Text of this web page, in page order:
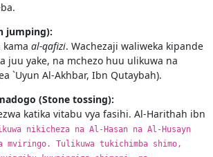
jumping):
al-qafizi. Wachezaji waliweka kipande
juu yake, na mchezo huu ulikuwa na
`Uyun Al-Akhbar, Ibn Qutaybah).
(Stone tossing):
katika vitabu vya fasihi. Al-Harithah ibn
nikicheza na Al-Hasan na Al-Husayn
mviringo. Tulikuwa tukichimba shimo,